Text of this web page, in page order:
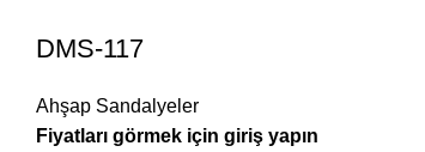
DMS-117
Ahşap Sandalyeler
Fiyatları görmek için giriş yapın